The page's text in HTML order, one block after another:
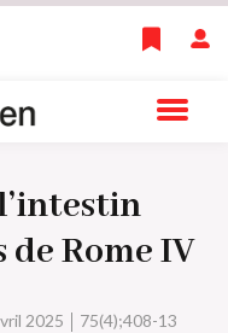
Rome IV
2025 75(4);408-13